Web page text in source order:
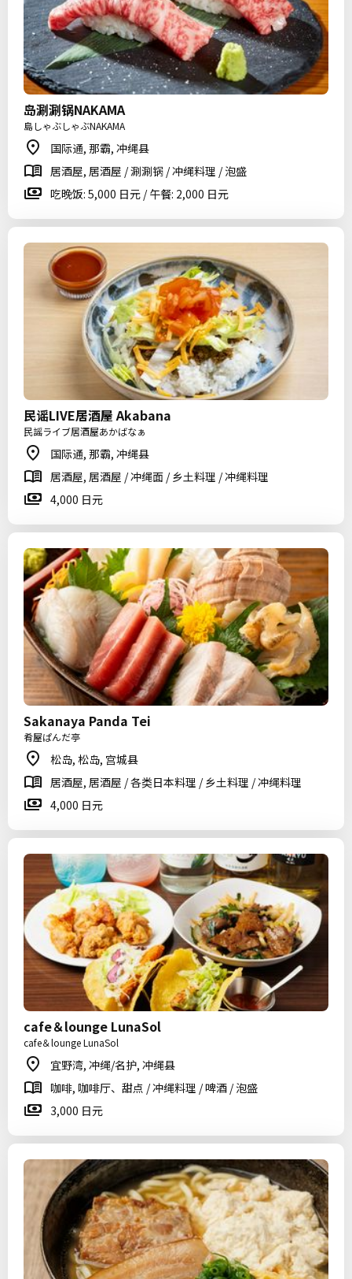
岛涮涮锅NAKAMA
島しゃぶしゃぶNAKAMA
国际通, 那霸, 冲绳县
居酒屋, 居酒屋 / 涮涮锅 / 冲绳料理 / 泡盛
吃晚饭: 5,000 日元 / 午餐: 2,000 日元
民谣LIVE居酒屋 Akabana
民謡ライブ居酒屋あかばなぁ
国际通, 那霸, 冲绳县
居酒屋, 居酒屋 / 冲绳面 / 乡土料理 / 冲绳料理
4,000 日元
Sakanaya Panda Tei
肴屋ぱんだ亭
松岛, 松岛, 宫城县
居酒屋, 居酒屋 / 各类日本料理 / 乡土料理 / 冲绳料理
4,000 日元
cafe＆lounge LunaSol
cafe＆lounge LunaSol
宜野湾, 冲绳/名护, 冲绳县
咖啡, 咖啡厅、甜点 / 冲绳料理 / 啤酒 / 泡盛
3,000 日元